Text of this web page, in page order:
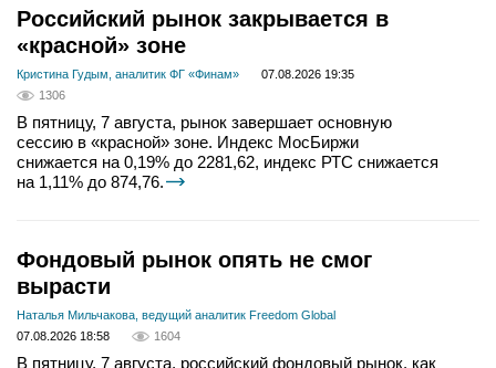
Российский рынок закрывается в
«красной» зоне
Кристина Гудым, аналитик ФГ «Финам»
07.08.2026 19:35
1306
В пятницу, 7 августа, рынок завершает основную
сессию в «красной» зоне. Индекс МосБиржи
снижается на 0,19% до 2281,62, индекс РТС снижается
на 1,11% до 874,76.
Фондовый рынок опять не смог
вырасти
Наталья Мильчакова, ведущий аналитик Freedom Global
07.08.2026 18:58
1604
В пятницу, 7 августа, российский фондовый рынок, как